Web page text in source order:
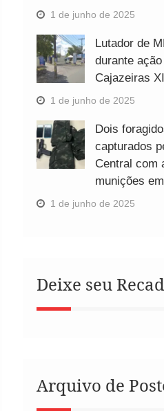
1 de junho de 2025
Lutador de
durante
Cajazeiras XI
1 de junho de 2025
Dois
capturados
Central com
munições
1 de junho de 2025
Deixe seu
Arquivo de